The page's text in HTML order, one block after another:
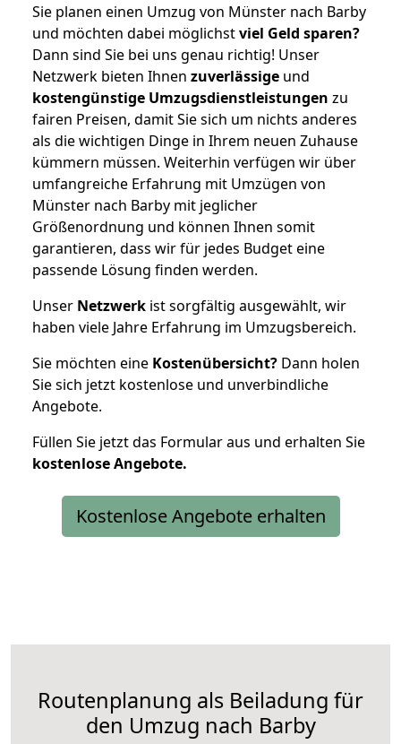
Sie planen einen Umzug von Münster nach Barby
und möchten dabei möglichstviel Geld sparen?
Dann sind Sie bei uns genau richtig! Unser
Netzwerk bieten Ihnen zuverlässige und
kostengünstige Umzugsdienstleistungen zu
fairen Preisen, damit Sie sich um nichts anderes
als die wichtigen Dinge in Ihrem neuen Zuhause
kümmern müssen. Weiterhin verfügen wir über
umfangreiche Erfahrung mit Umzügen von
Münster nach Barby mit jeglicher
Größenordnung und können Ihnen somit
garantieren, dass wir für jedes Budget eine
passende Lösung finden werden.
Unser Netzwerk ist sorgfältig ausgewählt, wir
haben viele Jahre Erfahrung im Umzugsbereich.
Sie möchten eine Kostenübersicht? Dann holen
Sie sich jetzt kostenlose und unverbindliche
Angebote.
Füllen Sie jetzt das Formular aus und erhalten Sie
kostenloseAngebote.
Kostenlose Angebote erhalten
Routenplanung als Beiladung für
den Umzug nach Barby